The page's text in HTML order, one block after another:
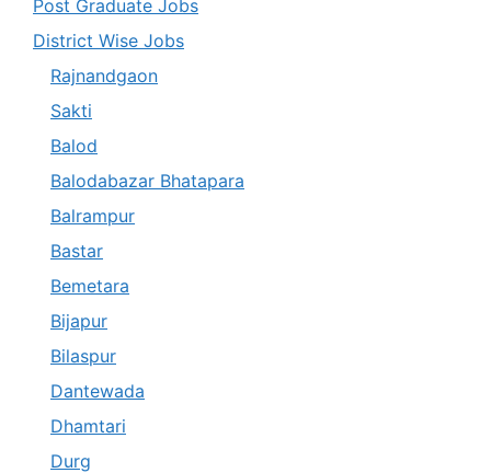
Post Graduate Jobs
District Wise Jobs
Rajnandgaon
Sakti
Balod
Balodabazar Bhatapara
Balrampur
Bastar
Bemetara
Bijapur
Bilaspur
Dantewada
Dhamtari
Durg